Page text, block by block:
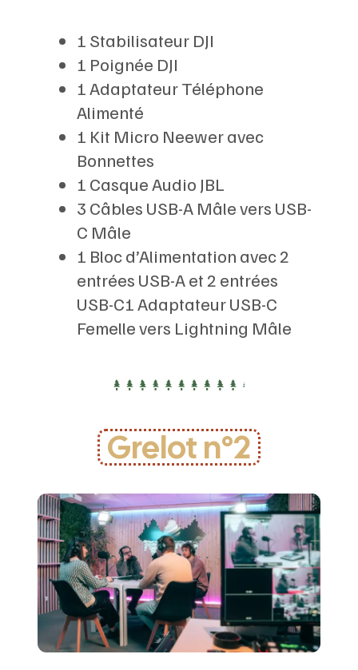
1 Stabilisateur DJI
1 Poignée DJI
1 Adaptateur Téléphone
Alimenté
1 Kit Micro Neewer avec
Bonnettes
1 Casque Audio JBL
3 Câbles USB-A Mâle vers USB-
C Mâle
1 Bloc d’Alimentation avec 2
entrées USB-A et 2 entrées
USB-C1 Adaptateur USB-C
Femelle vers Lightning Mâle
Grelot n°2